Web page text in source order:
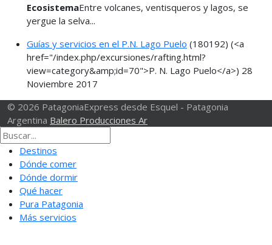
EcosistemaEntre volcanes, ventisqueros y lagos, se
yergue la selva...
Guías y servicios en el P.N. Lago Puelo (180192) (<a
href="/index.php/excursiones/rafting.html?
view=category&amp;id=70">P. N. Lago Puelo</a>) 28
Noviembre 2017
© 2026 PatagoniaExpress desde Esquel - Patagonia
Argentina Balero Producciones Ar
Destinos
Dónde comer
Dónde dormir
Qué hacer
Pura Patagonia
Más servicios